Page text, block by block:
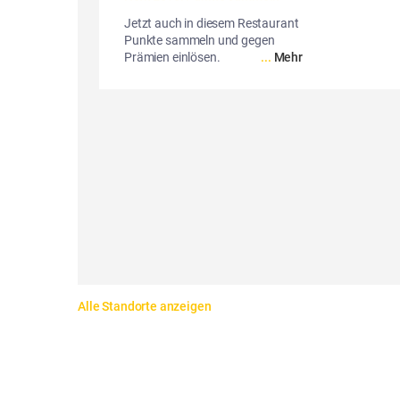
Jetzt auch in diesem Restaurant
Punkte sammeln und gegen
Prämien einlösen.
... Mehr
Alle Standorte anzeigen